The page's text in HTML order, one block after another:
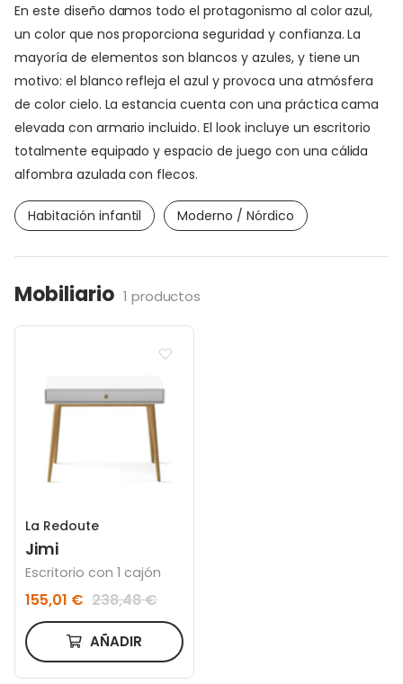
En este diseño damos todo el protagonismo al color azul,
un color que nos proporciona seguridad y confianza. La
mayoría de elementos son blancos y azules, y tiene un
motivo: el blanco refleja el azul y provoca una atmósfera
de color cielo. La estancia cuenta con una práctica cama
elevada con armario incluido. El look incluye un escritorio
totalmente equipado y espacio de juego con una cálida
alfombra azulada con flecos.
Habitación infantil Moderno / Nórdico
Mobiliario 1 productos
La Redoute
Jimi
Escritorio con 1 cajón
155,01 € 238,48 €
AÑADIR